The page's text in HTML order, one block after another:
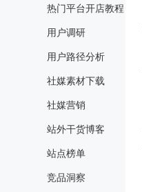
热门平台开店教程
用户调研
用户路径分析
社媒素材下载
社媒营销
站外干货博客
站点榜单
竞品洞察